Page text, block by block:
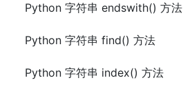
Python 字符串 endswith() 方法
Python 字符串 find() 方法
Python 字符串 index() 方法